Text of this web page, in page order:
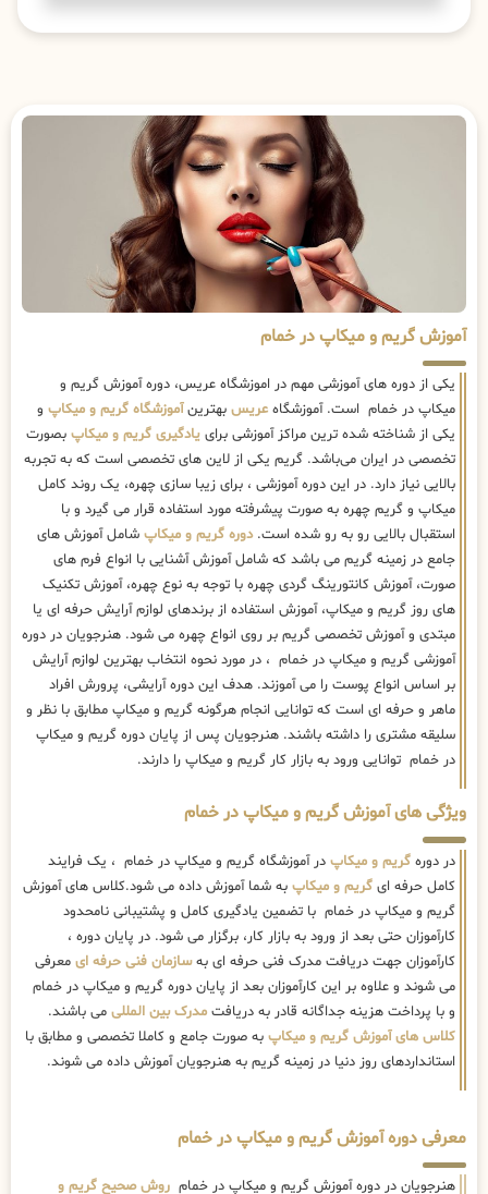
آموزش گریم و میکاپ در خمام
یکی از دوره های آموزشی مهم در اموزشگاه عریس، دوره آموزش گریم و
میکاپ در خمام است. آموزشگاه عریس بهترینآموزشگاه گریم و میکاپ و
یکی از شناخته شده ترین مراکز آموزشی برای یادگیری گریم و میکاپ بصورت
تخصصی در ایران می‌باشد. گریم یکی از لاین های تخصصی است که به تجربه
بالایی نیاز دارد. در این دوره آموزشی ، برای زیبا سازی چهره، یک روند کامل
میکاپ و گریم چهره به صورت پیشرفته مورد استفاده قرار می گیرد و با
استقبال بالایی رو به رو شده است.دوره گریم و میکاپ شامل آموزش های
جامع در زمینه گریم می باشد که شامل آموزش آشنایی با انواع فرم های
صورت، آموزش کانتورینگ گردی چهره با توجه به نوع چهره، آموزش تکنیک
های روز گریم و میکاپ، آموزش استفاده از برندهای لوازم آرایش حرفه ای یا
مبتدی و آموزش تخصصی گریم بر روی انواع چهره می شود. هنرجویان در دوره
آموزشی گریم و میکاپ در خمام ، در مورد نحوه انتخاب بهترین لوازم آرایش
بر اساس انواع پوست را می آموزند. هدف این دوره آرایشی، پرورش افراد
ماهر و حرفه ای است که توانایی انجام هرگونه گریم و میکاپ مطابق با نظر و
سلیقه مشتری را داشته باشند. هنرجویان پس از پایان دوره گریم و میکاپ
در خمام توانایی ورود به بازار کار گریم و میکاپ را دارند.
ویژگی های آموزش گریم و میکاپ در خمام
در دوره گریم و میکاپ در آموزشگاه گریم و میکاپ در خمام ، یک فرایند
کامل حرفه ای گریم و میکاپ به شما آموزش داده می شود.کلاس های آموزش
گریم و میکاپ در خمام با تضمین یادگیری کامل و پشتیبانی نامحدود
کارآموزان حتی بعد از ورود به بازار کار، برگزار می شود. در پایان دوره ،
کارآموزان جهت دریافت مدرک فنی حرفه ای بهسازمان فنی حرفه ای معرفی
می شوند و علاوه بر این کارآموزان بعد از پایان دوره گریم و میکاپ در خمام
و با پرداخت هزینه جداگانه قادر به دریافت مدرک بین المللی می باشند.
کلاس های آموزش گریم و میکاپ به صورت جامع و کاملا تخصصی و مطابق با
استانداردهای روز دنیا در زمینه گریم به هنرجویان آموزش داده می شوند.
معرفی دوره آموزش گریم و میکاپ در خمام
هنرجویان در دوره آموزش گریم و میکاپ در خمام روش صحیح گریم و